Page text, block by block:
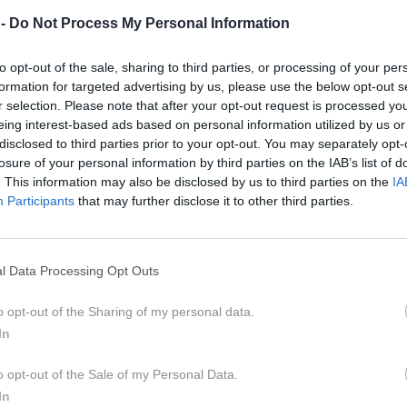
Do Not Process My Personal Information
opt-out of the sale, sharing to third parties, or processing of your
for targeted advertising by us, please use the below opt-out
selection. Please note that after your opt-out request is processed
interest-based ads based on personal information utilized by us
to third parties prior to your opt-out. You may separately
of your personal information by third parties on the IAB’s list of
This information may also be disclosed by us to third parties on the
Participants that may further disclose it to other third parties.
Data Processing Opt Outs
opt-out of the Sharing of my personal data.
opt-out of the Sale of my Personal Data.
da se da počasi napredovati, karkoli
lotili v budnem stanju. Na svoji
a boste le prišli do cilja.
upočasni poškodba, sanje napovedujejo morebitne